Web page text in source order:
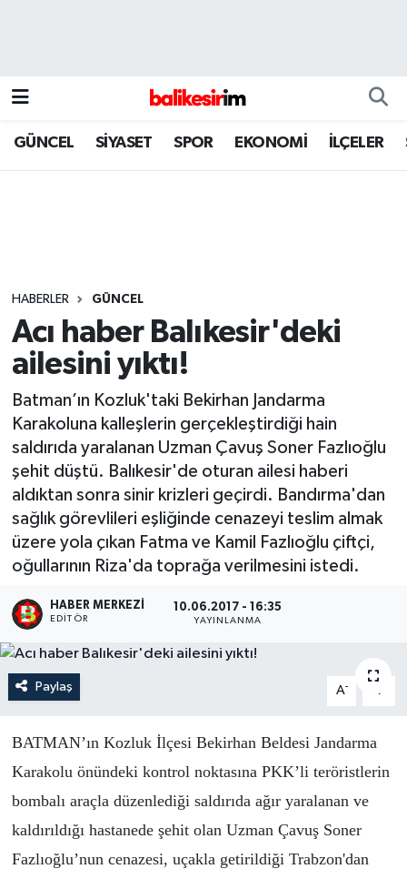
GÜNCEL SİYASET SPOR EKONOMİ İLÇELER
HABERLER GÜNCEL
Acı haber Balıkesir'deki
ailesini yıktı!
Batman’ın Kozluk'taki Bekirhan Jandarma
Karakoluna kalleşlerin gerçekleştirdiği hain
saldırıda yaralanan Uzman Çavuş Soner Fazlıoğlu
şehit düştü. Balıkesir'de oturan ailesi haberi
aldıktan sonra sinir krizleri geçirdi. Bandırma'dan
sağlık görevlileri eşliğinde cenazeyi teslim almak
üzere yola çıkan Fatma ve Kamil Fazlıoğlu çiftçi,
oğullarının Riza'da toprağa verilmesini istedi.
HABER MERKEZI
EDITÖR
10.06.2017 - 16:35
YAYINLANMA
Paylaş A- A
BATMAN’ın Kozluk İlçesi Bekirhan Beldesi Jandarma
Karakolu önündeki kontrol noktasına PKK’li teröristlerin
bombalı araçla düzenlediği saldırıda ağır yaralanan ve
kaldırıldığı hastanede şehit olan Uzman Çavuş Soner
Fazlıoğlu’nun cenazesi, uçakla getirildiği Trabzon'dan